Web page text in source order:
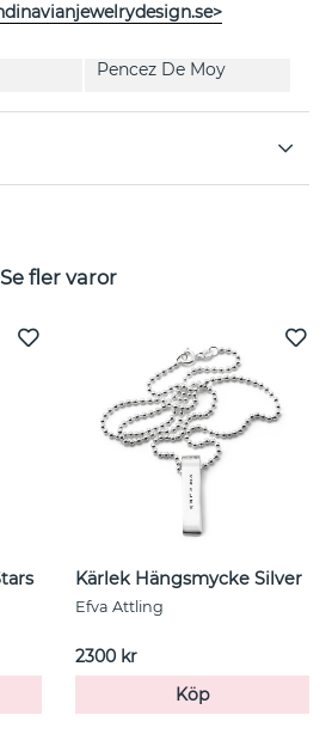
Pencez De Moy
Se fler varor
Kärlek Hängsmycke Silver
Efva Attling
2300 kr
Köp